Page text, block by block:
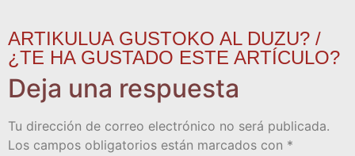
ARTIKULUA GUSTOKO AL DUZU? /
¿TE HA GUSTADO ESTE ARTÍCULO?
Deja una respuesta
Tu dirección de correo electrónico no será publicada.
Los campos obligatorios están marcados con *